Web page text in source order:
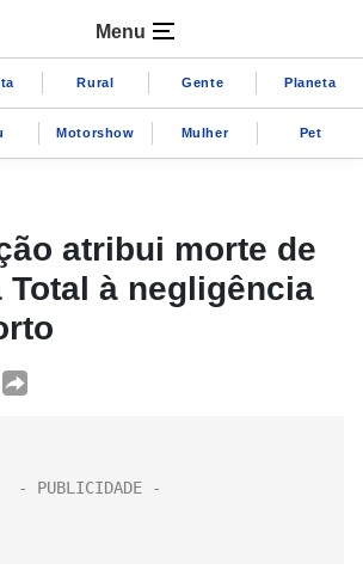
Menu
Rural Gente Planeta
Motorshow Mulher Pet
atribui morte de
Total à negligência